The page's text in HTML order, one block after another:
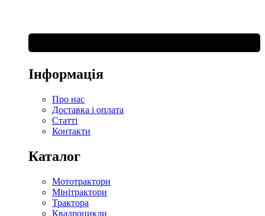
Інформація
Про нас
Доставка і оплата
Статті
Контакти
Каталог
Мототрактори
Мінітрактори
Трактора
Квадроцикли